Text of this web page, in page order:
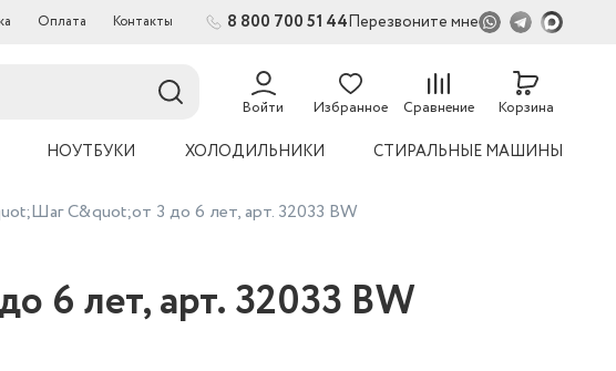
Оплата Контакты 8 800 700 51 44Перезвоните мне
Войти Избранное Сравнение
54
Корзина
НОУТБУКИ ХОЛОДИЛЬНИКИ СТИРАЛЬНЫЕ МАШИНЫ
С&quot;от 3 до 6 лет, арт. 32033 BW
6 лет, арт. 32033 BW